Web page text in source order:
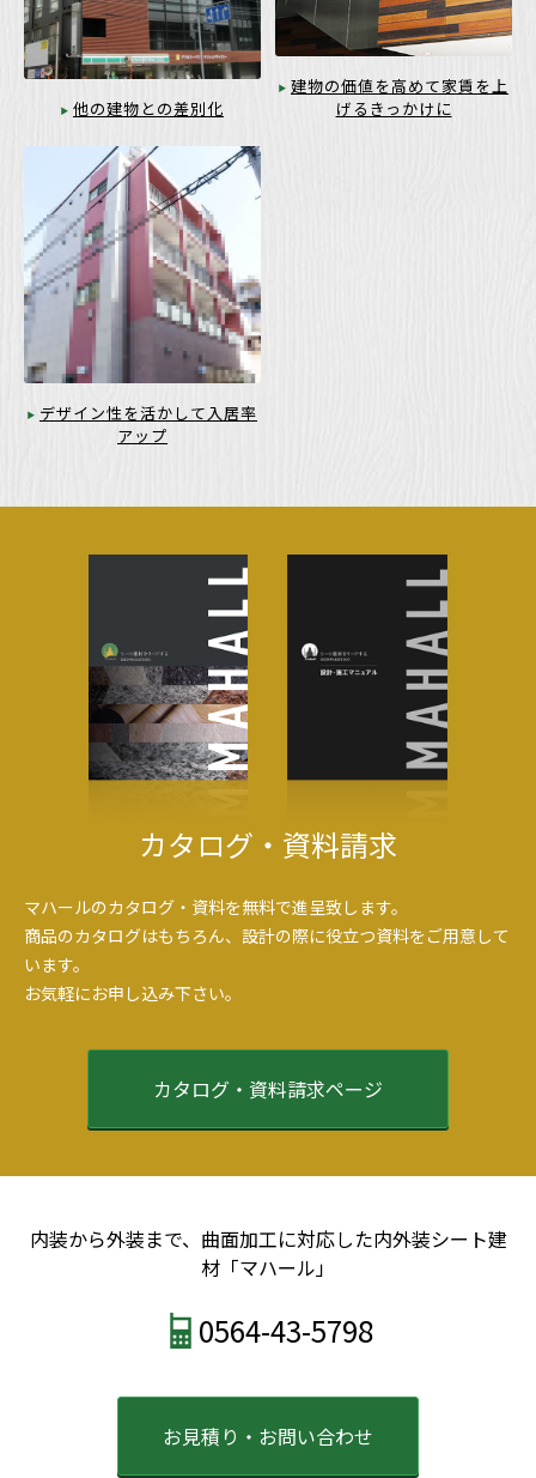
他の建物との差別化
建物の価値を高めて家賃を上
げるきっかけに
デザイン性を活かして入居率
アップ
カタログ・資料請求
マハールのカタログ・資料を無料で進呈致します。
商品のカタログはもちろん、設計の際に役立つ資料をご用意して
います。
お気軽にお申し込み下さい。
カタログ・資料請求ページ
内装から外装まで、曲面加工に対応した内外装シート建
材「マハール」
0564-43-5798
お見積り・お問い合わせ